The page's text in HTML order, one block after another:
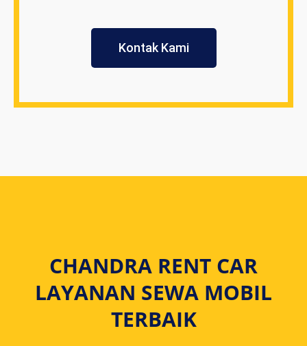
Kontak Kami
CHANDRA RENT CAR
LAYANAN SEWA MOBIL
TERBAIK